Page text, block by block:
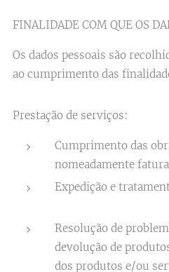
FINALIDADE COM QUE OS
Os dados pessoais são
ao cumprimento das
Prestação de serviços:
Cumprimento das
nomeadamente
Expedição e
Resolução de
devolução de
dos produtos e/ou